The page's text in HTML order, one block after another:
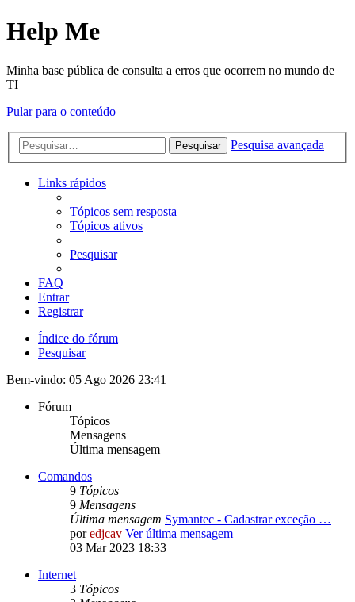
Help Me
Minha base pública de consulta a erros que ocorrem no mundo de
TI
Pular para o conteúdo
Pesquisar Pesquisa avançada
Links rápidos
Tópicos sem resposta
Tópicos ativos
Pesquisar
FAQ
Entrar
Registrar
Índice do fórum
Pesquisar
Bem-vindo: 05 Ago 2026 23:41
Fórum
Tópicos
Mensagens
Última mensagem
Comandos
9 Tópicos
9 Mensagens
Última mensagem Symantec - Cadastrar exceção …
poredjcav Ver última mensagem
03 Mar 2023 18:33
Internet
3 Tópicos